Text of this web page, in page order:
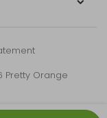
Pretty Orange